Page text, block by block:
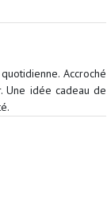
Accroché
Une idée cadeau de